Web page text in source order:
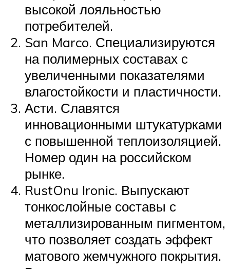
высокой лояльностью
потребителей.
San Marco. Специализируются
на полимерных составах с
увеличенными показателями
влагостойкости и пластичности.
Асти. Славятся
инновационными штукатурками
с повышенной теплоизоляцией.
Номер один на российском
рынке.
RustOnu Ironic. Выпускают
тонкослойные составы с
металлизированным пигментом,
что позволяет создать эффект
матового жемчужного покрытия.